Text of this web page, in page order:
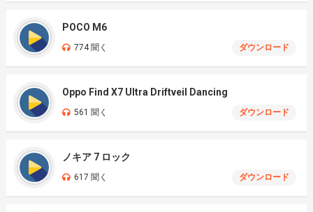
POCO M6
774 聞く ダウンロード
Oppo Find X7 Ultra Driftveil Dancing
561 聞く ダウンロード
ノキア 7 ロック
617 聞く ダウンロード